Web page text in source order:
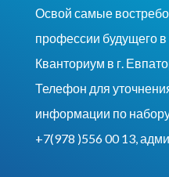
Освой самые
профессии будущего
Кванториум в г.
Телефон для
информации по
+7(978 )556 00 13,